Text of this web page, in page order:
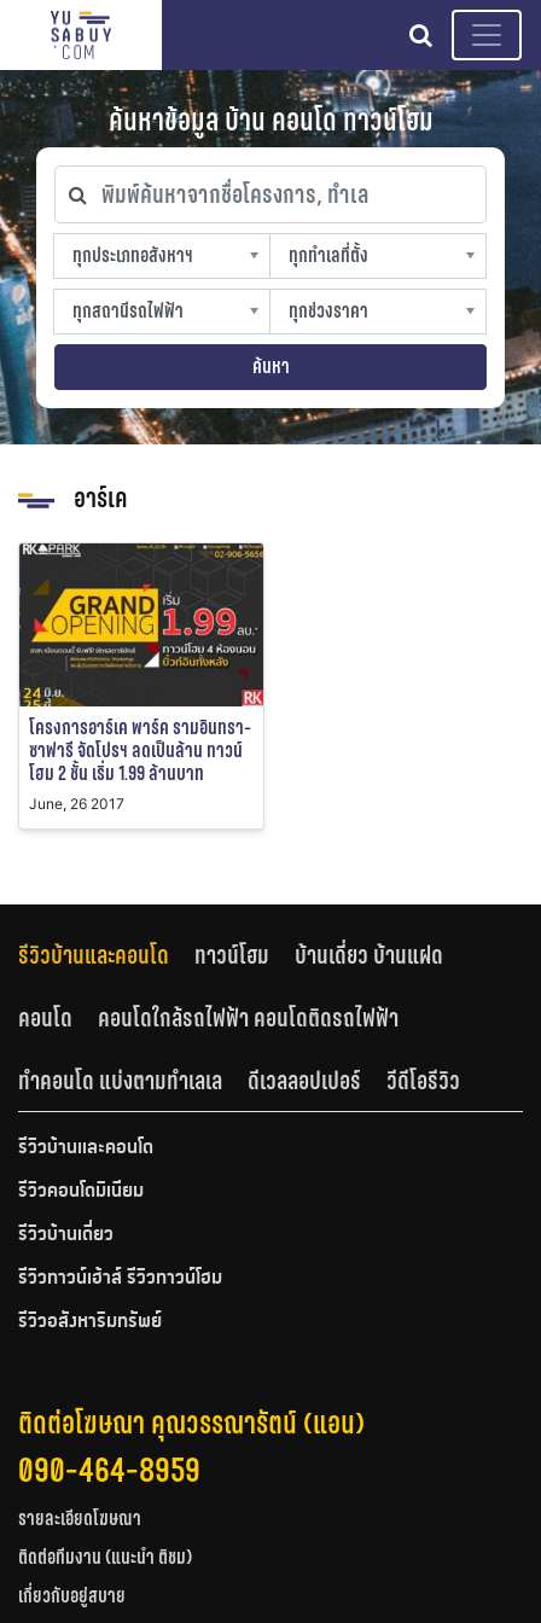
search
ค้นหาข้อมูล บ้าน คอนโด ทาวน์โฮม
พิมพ์ค้นหาจากชื่อโครงการ, ทำเล
ทุกประเภทอสังหาฯ
ทุกประเภทอสังหาฯ
sproperty
ทุกทำเลที่ตั้ง
ทุกทำเลที่ตั้ง
slocation
ทุกสถานีรถไฟฟ้า
ทุกสถานีรถไฟฟ้า
strain-station
ทุกช่วงราคา
ทุกช่วงราคา
sprice
ค้นหา
อาร์เค
โครงการอาร์เค พาร์ค รามอินทรา-
ซาฟารี จัดโปรฯ ลดเป็นล้าน ทาวน์
โฮม 2 ชั้น เริ่ม 1.99 ล้านบาท
June, 26 2017
รีวิวบ้านและคอนโด ทาวน์โฮม
บ้านเดี่ยว บ้านแฝด
คอนโด
คอนโดใกล้รถไฟฟ้า คอนโดติดรถไฟฟ้า
ทำคอนโด แบ่งตามทำเลเล
ดีเวลลอปเปอร์ วีดีโอรีวิว
รีวิวบ้านและคอนโด
รีวิวคอนโดมิเนียม
รีวิวบ้านเดี่ยว
รีวิวทาวน์เฮ้าส์ รีวิวทาวน์โฮม
รีวิวอสังหาริมทรัพย์
ติดต่อโฆษณา คุณวรรณารัตน์ (แอน)
090-464-8959
รายละเอียดโฆษณา
ติดต่อทีมงาน (แนะนำ ติชม)
เกี่ยวกับอยู่สบาย